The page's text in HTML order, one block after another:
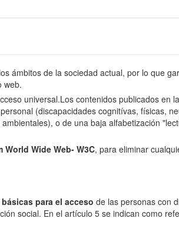
ámbitos de la sociedad actual, por lo que
web.
universal.Los contenidos publicados en
(discapacidades cognitívas, físicas,
o de una baja alfabetización
World Wide Web- W3C, para eliminar
para el acceso de las personas con
social. En el artículo 5 se indican como